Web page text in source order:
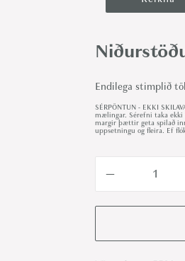
Endilega stimplið
SÉRPÖNTUN - EKKI
mælingar. Sérefni taka ekki
margir þættir geta spilað
uppsetningu og fleira. Ef
g